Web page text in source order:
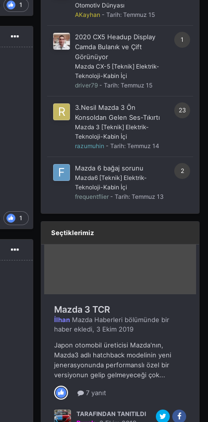
1
1
Otomotiv Dünyası
AKayhan - Tarih: Temmuz 15
1
2020 CX5 Headup Display
Camda Bulanık ve Çift
Görünüyor
Mazda CX-5 [Teknik] Elektrik-
Teknoloji-Kabin İçi
driver79 - Tarih: Temmuz 15
23
3.Nesil Mazda 3 Ön
Konsoldan Gelen Ses-Tıkırtı
Mazda 3 [Teknik] Elektrik-
Teknoloji-Kabin İçi
razumuhin - Tarih: Temmuz 14
2
Mazda 6 bağaj sorunu
Mazda6 [Teknik] Elektrik-
Teknoloji-Kabin İçi
frequentflier - Tarih: Temmuz 13
Seçtiklerimiz
Mazda 3 TCR
İlhan Mazda Haberleri bölümünde bir
haber ekledi, 3 Ekim 2019
Japon otomobil üreticisi Mazda'nın,
Mazda3 adlı hatchback modelinin yeni
jenerasyonunda performanslı özel bir
versiyonun gelip gelmeyeceği çok...
7 yanıt
TARAFINDAN TANITILDI